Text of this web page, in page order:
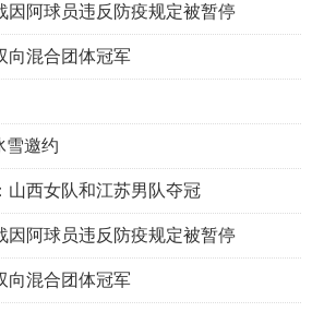
因阿球员违反防疫规定被暂停
向混合团体冠军
雪邀约
山西女队和江苏男队夺冠
因阿球员违反防疫规定被暂停
向混合团体冠军